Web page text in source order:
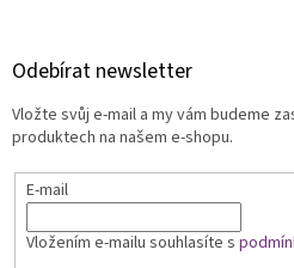
Odebírat newsletter
Vložte svůj e-mail a my vám budeme
produktech na našem e-shopu.
E-mail
Vložením e-mailu souhlasíte s